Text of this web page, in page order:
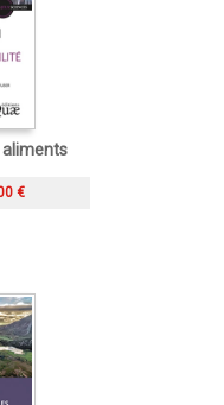
aliments
€